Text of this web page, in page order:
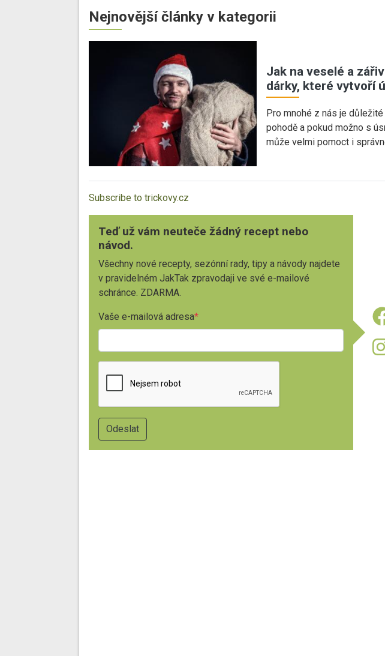
Nejnovější články v kategorii
Jak na veselé a
dárky, které vytvoří
Pro mnohé z nás je
pohodě a pokud možno s
může velmi pomoct i
Subscribe to trickovy.cz
Teď už vám neuteče žádný recept nebo
návod.
Všechny nové recepty, sezónní rady, tipy a návody najdete
v pravidelném JakTak zpravodaji ve své e-mailové
schránce. ZDARMA.
Vaše e-mailová adresa